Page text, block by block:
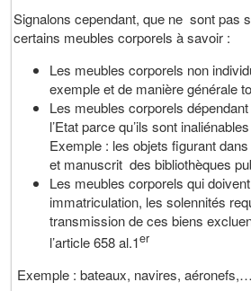
Signalons cependant, que ne sont pas
certains meubles corporels à savoir :
Les meubles corporels non
exemple et de manière générale
Les meubles corporels
l’Etat parce qu’ils sont
Exemple : les objets figurant
et manuscrit des bibliothèques
Les meubles corporels qui
immatriculation, les solennités
transmission de ces biens
l’article 658 al.1er
Exemple : bateaux, navires, aéronefs,…